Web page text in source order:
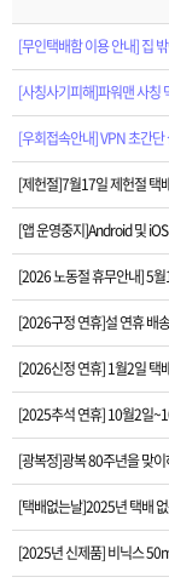
하
우
센
터
이
페
이
지
주
문
조
회
[2025
[광복
[택배
[2025
[폭설
[2024
[사칭
[태풍
[무인택배함 이용 안내] 집
[사칭사기피해]파워맨 사칭
[우회접속안내] VPN 초간
[제헌절]7월17일 제헌절 택
[앱 운영중지]Android 및
[2026 노동절 휴무안내] 5
[2026구정 연휴]설 연휴 배
[2026신정 연휴] 1월2일 택
[2025추석 연휴] 10월2일
[광복정]광복 80주년을 맞
[택배없는날]2025년 택배
[2025년 신제품] 비닉스